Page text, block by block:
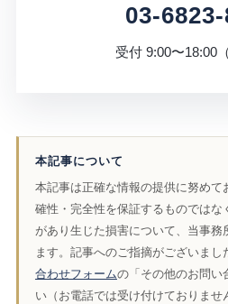
03-
受付 9:00〜18:00
本記事について
本記事は正確な情報の提供に努めて
確性・完全性を保証するものではな
があり生じた損害について、当事
ます。記事へのご指摘がございまし
合わせフォームの「その他のお問い
い（お電話では受け付けておりませ